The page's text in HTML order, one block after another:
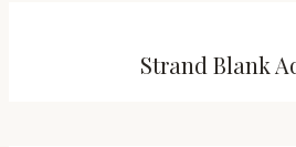
Strand Blank